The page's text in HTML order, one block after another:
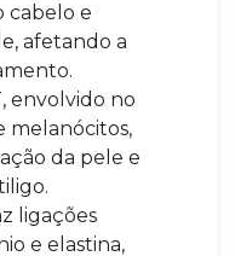
cabelo e
afetando a
envolvido no
melanócitos,
da pele e
ligações
e elastina,